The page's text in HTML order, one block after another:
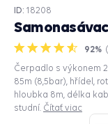
92% (
ID: 18208
Čerpadlo s výkonem
85m (8,5bar), hřídel,
hloubka 8m, délka
studní. Čítať viac